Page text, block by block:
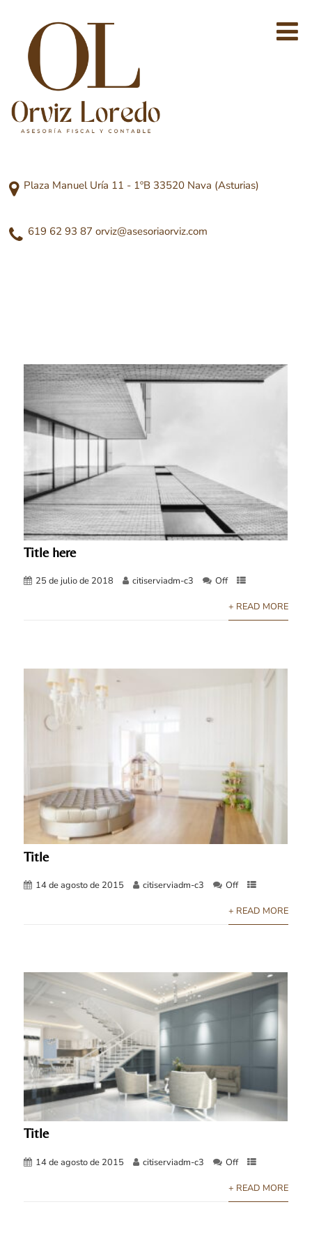
Plaza Manuel Uría 11 - 1ºB 33520 Nava (Asturias)
619 62 93 87 orviz@asesoriaorviz.com
Title here
25 de julio de 2018 citiserviadm-c3 Off
+ READ MORE
Title
14 de agosto de 2015 citiserviadm-c3 Off
+ READ MORE
Title
14 de agosto de 2015 citiserviadm-c3 Off
+ READ MORE